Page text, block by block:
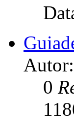
Autor:
0